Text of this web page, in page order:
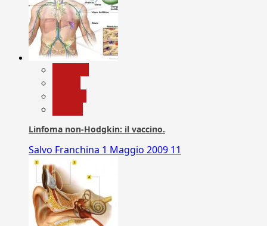
Linfoma non-Hodgkin: il vaccino.
Salvo Franchina 1 Maggio 2009 11